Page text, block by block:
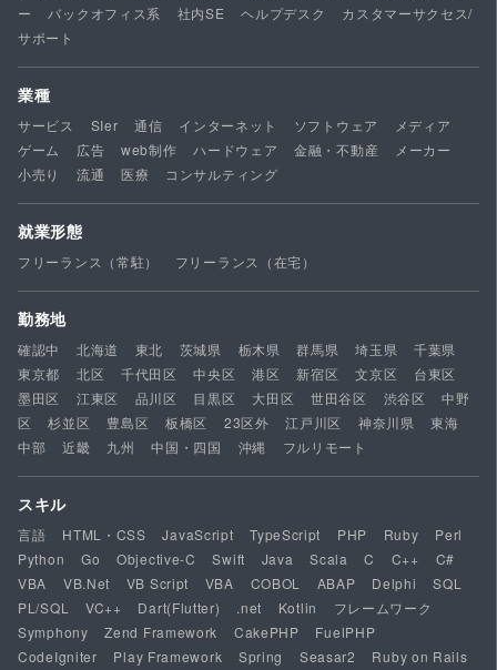
ー
バックオフィス系 社内SE ヘルプデスク
カスタマーサクセス/
サポート
業種
サービス SIer 通信 インターネット ソフトウェア
メディア
ゲーム
広告 web制作 ハードウェア 金融・不動産
メーカー
小売り
流通 医療 コンサルティング
就業形態
フリーランス（常駐） フリーランス（在宅）
勤務地
確認中 北海道 東北 茨城県 栃木県 群馬県 埼玉県
千葉県
東京都
北区 千代田区 中央区 港区 新宿区 文京区
台東区
墨田区
江東区 品川区 目黒区 大田区 世田谷区 渋谷区
中野
区
杉並区 豊島区 板橋区 23区外 江戸川区 神奈川県
東海
中部
近畿 九州 中国・四国 沖縄 フルリモート
スキル
言語 HTML・CSS JavaScript TypeScript PHP Ruby
Perl
Python
Go Objective-C Swift Java Scala C C++
C#
VBA
VB.Net VB Script VBA COBOL ABAP Delphi
SQL
PL/SQL
VC++ Dart(Flutter) .net Kotlin
フレームワーク
Symphony
Zend Framework CakePHP
FuelPHP
CodeIgniter
Play Framework Spring Seasar2
Ruby on Rails